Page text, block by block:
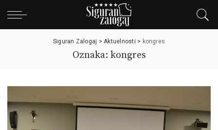
Siguran Zalogaj >Aktuelnosti > kongres
Oznaka: kongres